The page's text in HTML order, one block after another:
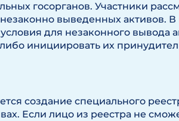
госорганов. Участники
незаконно выведенных активов.
для незаконного вывода
инициировать их
создание специального
Если лицо из реестра не